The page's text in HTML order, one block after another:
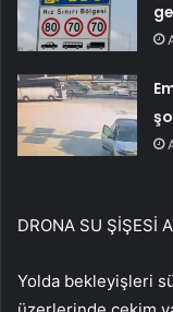
DRONA SU ŞİŞESİ
Yolda bekleyişleri